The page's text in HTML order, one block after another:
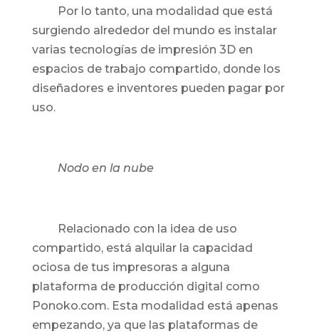
Por lo tanto, una modalidad que está
surgiendo alrededor del mundo es instalar
varias tecnologías de impresión 3D en
espacios de trabajo compartido, donde los
diseñadores e inventores pueden pagar por
uso.
Nodo en la nube
Relacionado con la idea de uso
compartido, está alquilar la capacidad
ociosa de tus impresoras a alguna
plataforma de producción digital como
Ponoko.com. Esta modalidad está apenas
empezando, ya que las plataformas de